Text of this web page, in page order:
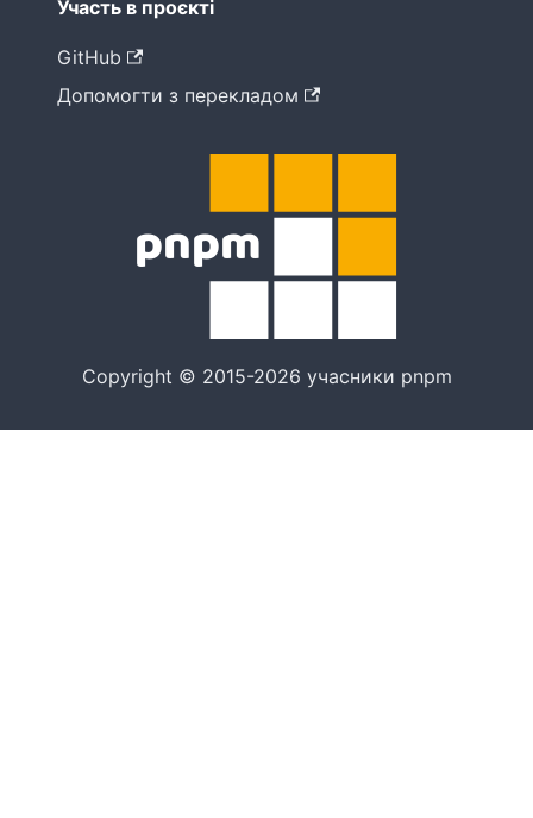
Участь в проєкті
GitHub
Допомогти з перекладом
Copyright © 2015-2026 учасники pnpm